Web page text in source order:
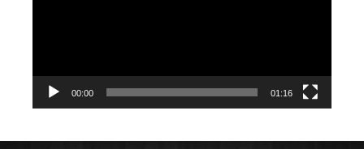
00:00 01:16